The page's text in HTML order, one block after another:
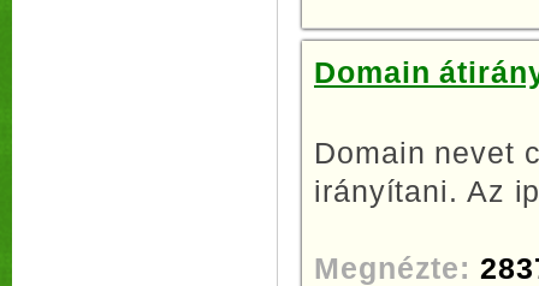
Domain
Domain nevet
irányítani. Az
Megnézte: